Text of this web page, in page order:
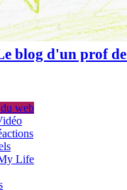
blog d'un prof
web
Life